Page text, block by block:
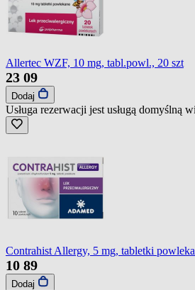
Allertec WZF, 10 mg, tabl.powl., 20 szt
23 09
Dodaj
Usługa rezerwacji jest usługą domyślną
Contrahist Allergy, 5 mg, tabletki
10 89
Dodaj